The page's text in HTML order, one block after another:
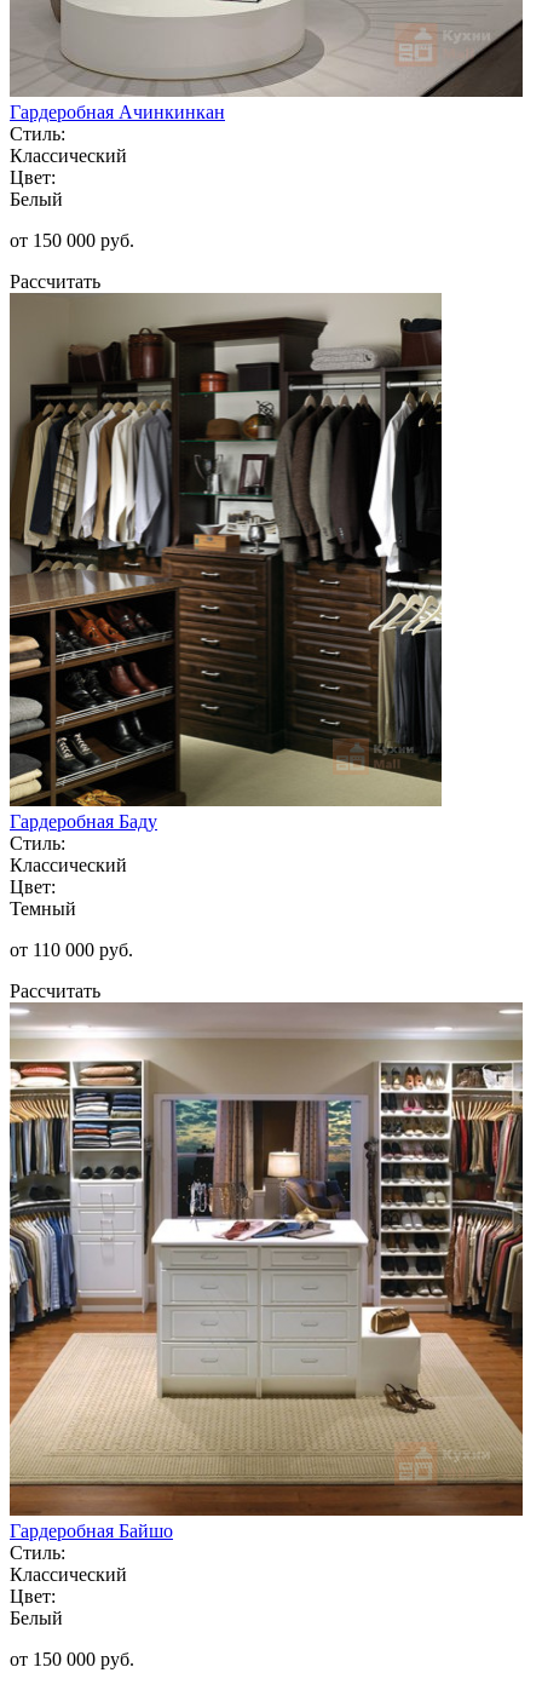
Гардеробная Ачинкинкан
Стиль:
Классический
Цвет:
Белый
от 150 000 руб.
Рассчитать
Гардеробная Баду
Стиль:
Классический
Цвет:
Темный
от 110 000 руб.
Рассчитать
Гардеробная Байшо
Стиль:
Классический
Цвет:
Белый
от 150 000 руб.